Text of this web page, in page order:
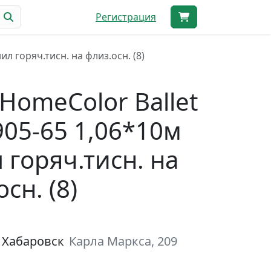
Регистрация
горяч.тисн. на флиз.осн. (8)
Ballet
65 1,06*10м
на
(8)
Карла Маркса, 209